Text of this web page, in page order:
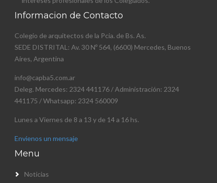
Informacion de Contacto
Colegio de arquitectos de la Pcia. de Bs. As.
SEDE DISTRITAL: Av. 30 Nº 564, (6600) Mercedes, Buenos
Aires, Argentina
info@capba5.com.ar
Deleg. Mercedes: 2324 441176 / Administración: 2324
441175 / Whatsapp: 2324 560009
Lunes a Viernes de 8 a 13 y de 14 a 16 hs.
Envienos un mensaje
Menu
Noticias